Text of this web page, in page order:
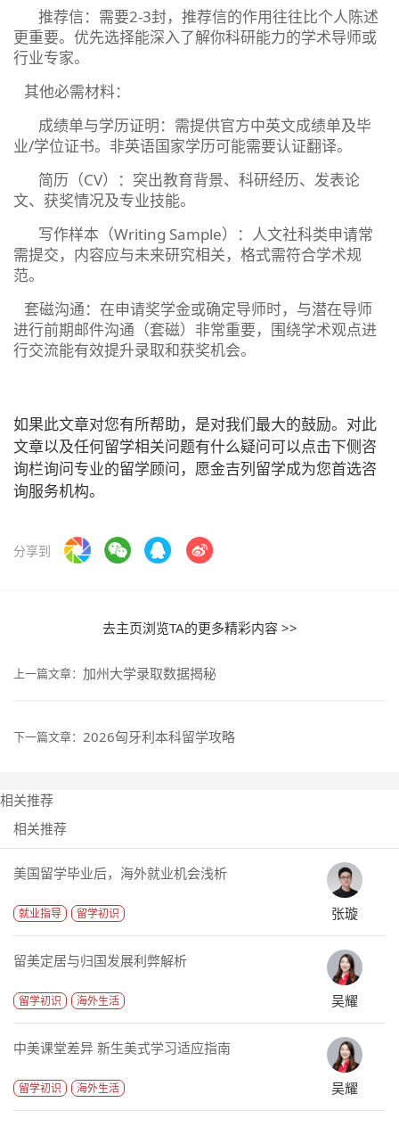
‌推荐信‌：需要2-3封，‌推荐信的作用往往比个人陈述
更重要‌。优先选择能深入了解你科研能力的学术导师或
行业专家。‌‌‌
‌其他必需材料‌：
‌成绩单与学历证明‌：需提供官方中英文成绩单及毕
业/学位证书。非英语国家学历可能需要认证翻译。‌‌‌
‌简历（CV）‌：突出教育背景、科研经历、发表论
文、获奖情况及专业技能。‌‌‌
‌写作样本（Writing Sample）‌：人文社科类申请常
需提交，内容应与未来研究相关，格式需符合学术规
范。‌‌‌
‌套磁沟通‌：在申请奖学金或确定导师时，与潜在导师
进行前期邮件沟通（套磁）非常重要，围绕学术观点进
行交流能有效提升录取和获奖机会。‌‌‌
如果此文章对您有所帮助，是对我们最大的鼓励。对此
文章以及任何留学相关问题有什么疑问可以点击下侧咨
询栏询问专业的留学顾问，愿金吉列留学成为您首选咨
询服务机构。
分享到
去主页浏览TA的更多精彩内容 >>
上一篇文章： 加州大学录取数据揭秘
下一篇文章： 2026匈牙利本科留学攻略
相关推荐
相关推荐
美国留学毕业后，海外就业机会浅析
就业指导 留学初识 张璇
留美定居与归国发展利弊解析
留学初识 海外生活 吴耀
中美课堂差异 新生美式学习适应指南
留学初识 海外生活 吴耀